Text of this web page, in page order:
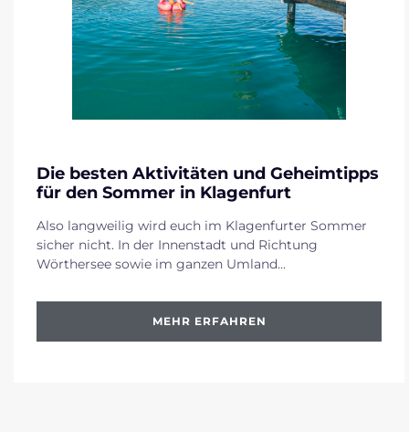
MEHR ERFAHREN
MEHR ERFAHREN
Die besten Aktivitäten und Geheimtipps
für den Sommer in Klagenfurt
Also langweilig wird euch im Klagenfurter Sommer
sicher nicht. In der Innenstadt und Richtung
Wörthersee sowie im ganzen Umland...
MEHR ERFAHREN